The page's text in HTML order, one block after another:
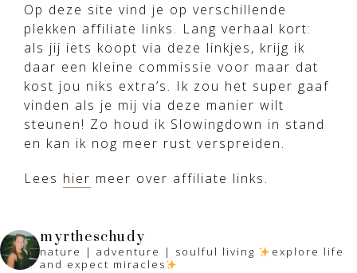
Op deze site vind je op verschillende
plekken affiliate links. Lang verhaal kort:
als jij iets koopt via deze linkjes, krijg ik
daar een kleine commissie voor maar dat
kost jou niks extra’s. Ik zou het super gaaf
vinden als je mij via deze manier wilt
steunen! Zo houd ik Slowingdown in stand
en kan ik nog meer rust verspreiden.
Lees hier meer over affiliate links.
myrtheschudy
nature | adventure | soulful living
explore life
and expect miracles